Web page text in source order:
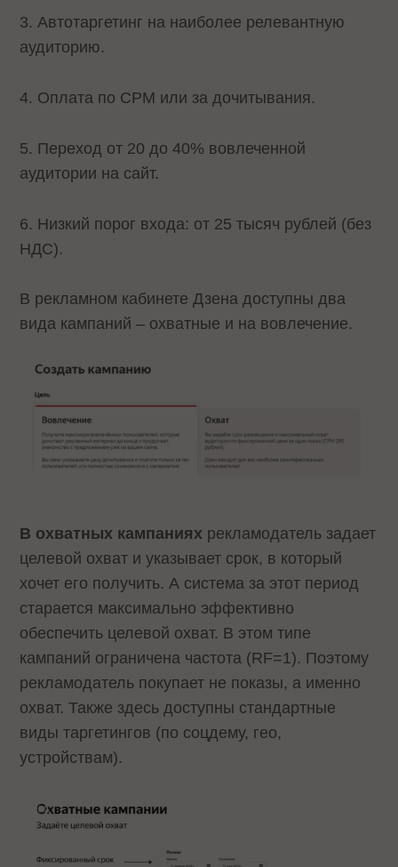
3. Автотаргетинг на наиболее релевантную
аудиторию.
4. Оплата по CPM или за дочитывания.
5. Переход от 20 до 40% вовлеченной
аудитории на сайт.
6. Низкий порог входа: от 25 тысяч рублей (без
НДС).
В рекламном кабинете Дзена доступны два
вида кампаний – охватные и на вовлечение.
В охватных кампаниях рекламодатель задает
целевой охват и указывает срок, в который
хочет его получить. А система за этот период
старается максимально эффективно
обеспечить целевой охват. В этом типе
кампаний ограничена частота (RF=1). Поэтому
рекламодатель покупает не показы, а именно
охват. Также здесь доступны стандартные
виды таргетингов (по соцдему, гео,
устройствам).